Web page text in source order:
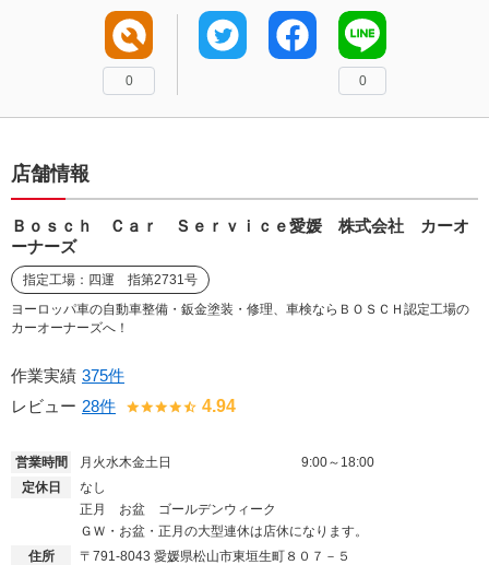
0 0
店舗情報
Ｂｏｓｃｈ Ｃａｒ Ｓｅｒｖｉｃｅ愛媛 株式会社 カーオ
ーナーズ
指定工場：四運 指第2731号
ヨーロッパ車の自動車整備・鈑金塗装・修理、車検ならＢＯＳＣＨ認定工場の
カーオーナーズへ！
作業実績 375件
レビュー 28件 4.94
営業時間 月火水木金土日
9:00～18:00
定休日
なし
正月 お盆 ゴールデンウィーク
ＧＷ・お盆・正月の大型連休は店休になります。
住所
〒791-8043 愛媛県松山市東垣生町８０７－５